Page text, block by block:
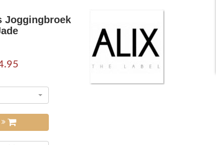
Joggingbroek